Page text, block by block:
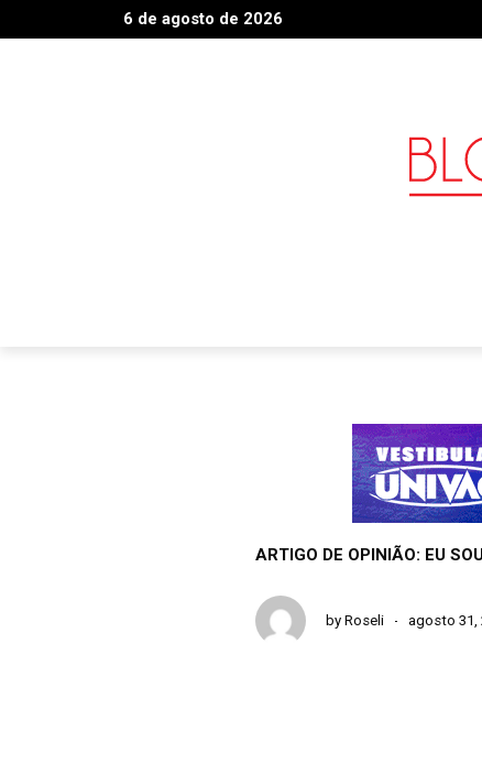
6 de agosto de 2026
ARTIGO DE OPINIÃO: EU
by Roseli agosto 31,